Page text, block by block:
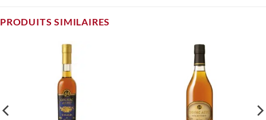
PRODUITS SIMILAIRES